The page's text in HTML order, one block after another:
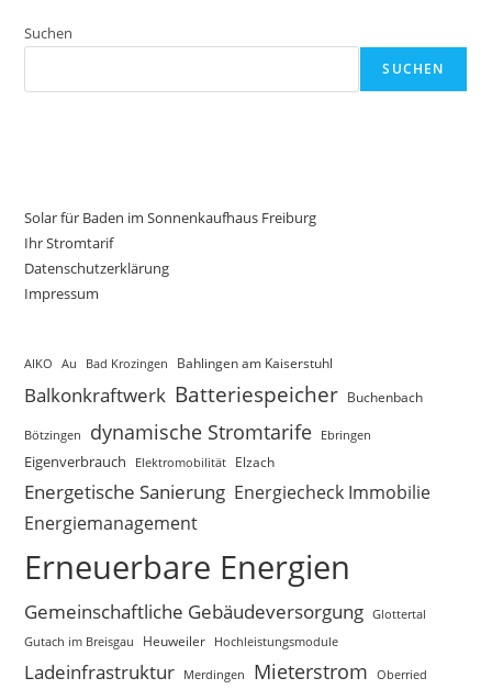
Suchen
SUCHEN
Solar für Baden im Sonnenkaufhaus Freiburg
Ihr Stromtarif
Datenschutzerklärung
Impressum
AIKO Au Bad Krozingen Bahlingen am Kaiserstuhl
Balkonkraftwerk Batteriespeicher Buchenbach
Bötzingen dynamische Stromtarife Ebringen
Eigenverbrauch Elektromobilität Elzach
Energetische Sanierung Energiecheck Immobilie
Energiemanagement
Erneuerbare Energien
Gemeinschaftliche Gebäudeversorgung Glottertal
Gutach im Breisgau
Heuweiler Hochleistungsmodule
Ladeinfrastruktur Merdingen Mieterstrom Oberried